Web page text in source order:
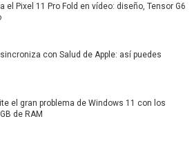
el Pixel 11 Pro Fold en vídeo: diseño, Tensor G6
con Salud de Apple: así puedes
el gran problema de Windows 11 con los
de RAM